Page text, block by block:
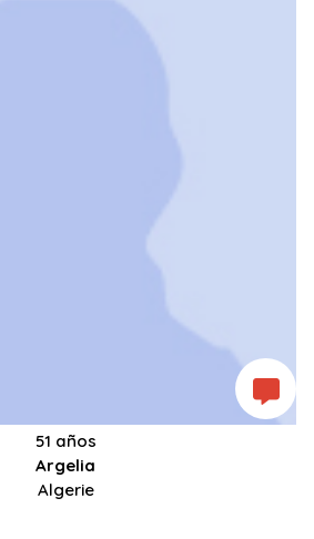
51 años
Argelia
Algerie